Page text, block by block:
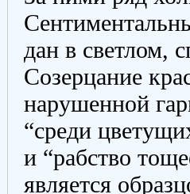
дан в светлом,
Созерцание
нарушенной
“среди
и “рабство
является